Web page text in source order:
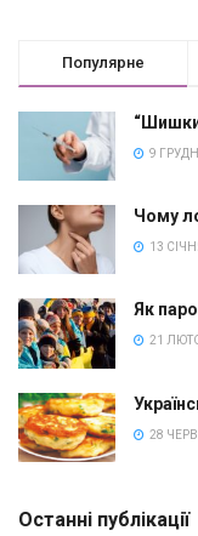
Популярне
9
Чому
13
Як
21
28
Останні публікації